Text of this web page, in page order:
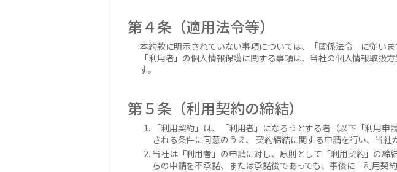
第４条（適用法令等）
本約款に明示されていない事項については、「関係法令」に従いま
「利用者」の個人情報保護に関する事項は、当社の個人情報取
す。
第５条（利用契約の締結）
「利用契約」は、「利用者」になろうとする者（以下「利用
される条件に同意のうえ、 契約締結に関する申請を行い、当社
当社は「利用者」の申請に対し、原則として「利用契約」の
らの申請を不承諾、または承諾後であっても、事後に「利用契